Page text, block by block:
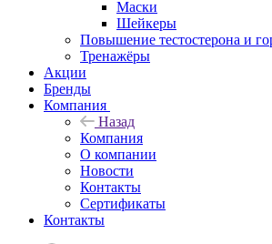
Маски
Шейкеры
Повышение тестостерона и
Тренажёры
Акции
Бренды
Компания
Назад
Компания
О компании
Новости
Контакты
Сертификаты
Контакты